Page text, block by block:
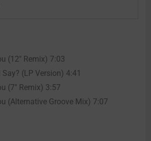
(12″ Remix) 7:03
Say? (LP Version) 4:41
(7″ Remix) 3:57
(Alternative Groove Mix) 7:07